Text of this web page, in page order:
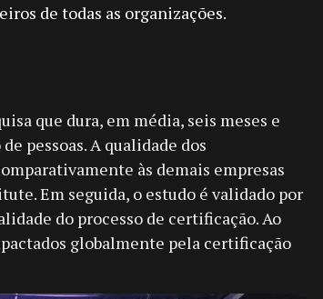
de todas as organizações.
que dura, em média, seis meses e
pessoas. A qualidade dos
às demais empresas
Em seguida, o estudo é validado por
do processo de certificação. Ao
globalmente pela certificação